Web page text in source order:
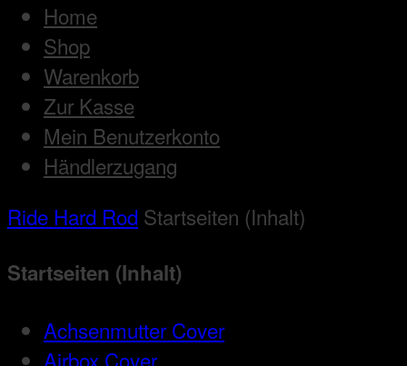
Home
Shop
Warenkorb
Zur Kasse
Mein Benutzerkonto
Händlerzugang
Ride Hard Rod Startseiten (Inhalt)
Startseiten (Inhalt)
Achsenmutter Cover
Airbox Cover